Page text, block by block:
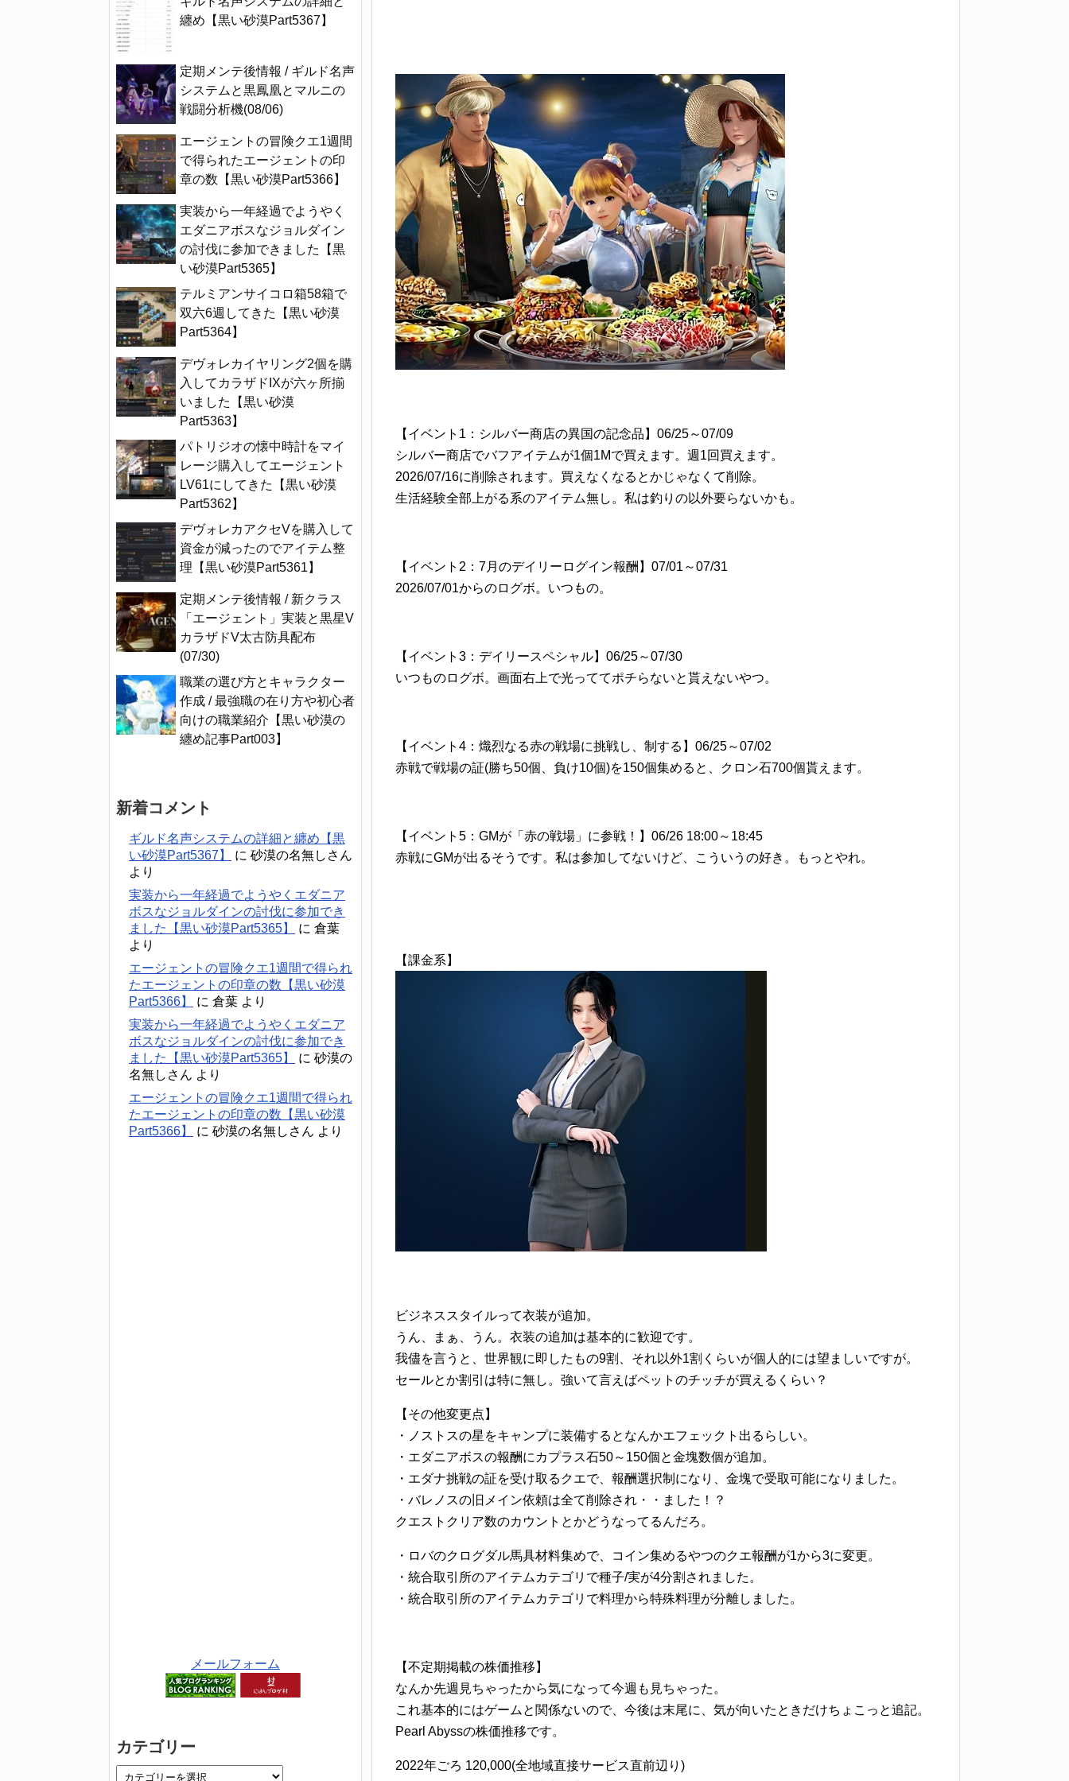
【イベント1：シルバー商店の異国の記念品】06/25～07/09
シルバー商店でバフアイテムが1個1Mで買えます。週1回買えます。
2026/07/16に削除されます。買えなくなるとかじゃなくて削除。
生活経験全部上がる系のアイテム無し。私は釣りの以外要らないかも。
【イベント2：7月のデイリーログイン報酬】07/01～07/31
2026/07/01からのログボ。いつもの。
【イベント3：デイリースペシャル】06/25～07/30
いつものログボ。画面右上で光っててポチらないと貰えないやつ。
【イベント4：熾烈なる赤の戦場に挑戦し、制する】06/25～07/02
赤戦で戦場の証(勝ち50個、負け10個)を150個集めると、クロン石700個貰えます。
【イベント5：GMが「赤の戦場」に参戦！】06/26 18:00～18:45
赤戦にGMが出るそうです。私は参加してないけど、こういうの好き。もっとやれ。
【課金系】
ビジネススタイルって衣装が追加。
うん、まぁ、うん。衣装の追加は基本的に歓迎です。
我儘を言うと、世界観に即したもの9割、それ以外1割くらいが個人的には望ましいですが。
セールとか割引は特に無し。強いて言えばペットのチッチが買えるくらい？
【その他変更点】
・ノストスの星をキャンプに装備するとなんかエフェックト出るらしい。
・エダニアボスの報酬にカプラス石50～150個と金塊数個が追加。
・エダナ挑戦の証を受け取るクエで、報酬選択制になり、金塊で受取可能になりました。
・バレノスの旧メイン依頼は全て削除され・・ました！？
クエストクリア数のカウントとかどうなってるんだろ。
・ロバのクログダル馬具材料集めで、コイン集めるやつのクエ報酬が1から3に変更。
・統合取引所のアイテムカテゴリで種子/実が4分割されました。
・統合取引所のアイテムカテゴリで料理から特殊料理が分離しました。
【不定期掲載の株価推移】
なんか先週見ちゃったから気になって今週も見ちゃった。
これ基本的にはゲームと関係ないので、今後は末尾に、気が向いたときだけちょこっと追記。
Pearl Abyssの株価推移です。
2022年ごろ 120,000(全地域直接サービス直前辺り)
纏め【黒い砂漠Part5367】
定期メンテ後情報 / ギルド名声
システムと黒鳳凰とマルニの
戦闘分析機(08/06)
エージェントの冒険クエ1週間
で得られたエージェントの印
章の数【黒い砂漠Part5366】
実装から一年経過でようやく
エダニアボスなジョルダイン
の討伐に参加できました【黒
い砂漠Part5365】
テルミアンサイコロ箱58箱で
双六6週してきた【黒い砂漠
Part5364】
デヴォレカイヤリング2個を購
入してカラザドIXが六ヶ所揃
いました【黒い砂漠
Part5363】
パトリジオの懐中時計をマイ
レージ購入してエージェント
LV61にしてきた【黒い砂漠
Part5362】
デヴォレカアクセVを購入して
資金が減ったのでアイテム整
理【黒い砂漠Part5361】
定期メンテ後情報 / 新クラス
「エージェント」実装と黒星V
カラザドV太古防具配布
(07/30)
職業の選び方とキャラクター
作成 / 最強職の在り方や初心者
向けの職業紹介【黒い砂漠の
纏め記事Part003】
新着コメント
ギルド名声システムの詳細と纏め【黒
い砂漠Part5367】
に 砂漠の名無しさん
より
実装から一年経過でようやくエダニア
ボスなジョルダインの討伐に参加でき
ました【黒い砂漠Part5365】
に 倉葉
より
エージェントの冒険クエ1週間で得られ
たエージェントの印章の数【黒い砂漠
Part5366】
に 倉葉 より
実装から一年経過でようやくエダニア
ボスなジョルダインの討伐に参加でき
ました【黒い砂漠Part5365】
に 砂漠の
名無しさん より
エージェントの冒険クエ1週間で得られ
たエージェントの印章の数【黒い砂漠
Part5366】
に 砂漠の名無しさん より
メールフォーム
カテゴリー